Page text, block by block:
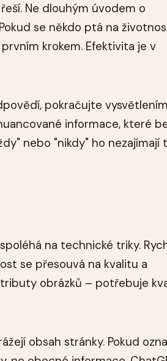
Ne dlouhým úvodem o
se někdo ptá na
krokem. Efektivita je v
pokračujte vysvětlením
informace, které
nebo "nikdy" ho nezajímají
na technické triky.
se přesouvá na kvalitu a
obrázků – potřebuje
obsah stránky. Pokud